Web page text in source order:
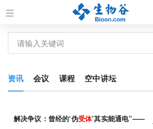
资讯 会议 课程 空中讲坛
解决争议：曾经的‘伪受体’其实能通电”——